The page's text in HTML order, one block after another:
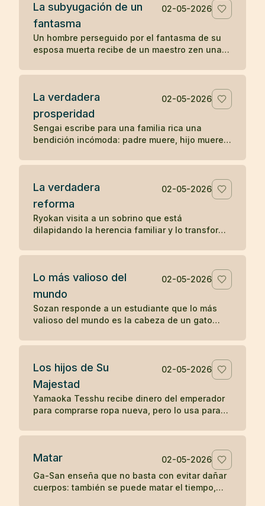
La subyugación de un
fantasma
02-05-2026
Un hombre perseguido por el fantasma de su
esposa muerta recibe de un maestro zen una
La verdadera
prosperidad
02-05-2026
Sengai escribe para una familia rica una
bendición incómoda: padre muere, hijo muere,
prosperidad.
La verdadera
reforma
02-05-2026
Ryokan visita a un sobrino que está
dilapidando la herencia familiar y lo transforma
la vida.
Lo más valioso del
mundo
02-05-2026
Sozan responde a un estudiante que lo más
valioso del mundo es la cabeza de un gato
Los hijos de Su
Majestad
02-05-2026
Yamaoka Tesshu recibe dinero del emperador
para comprarse ropa nueva, pero lo usa para
Matar
02-05-2026
Ga-San enseña que no basta con evitar dañar
cuerpos: también se puede matar el tiempo,